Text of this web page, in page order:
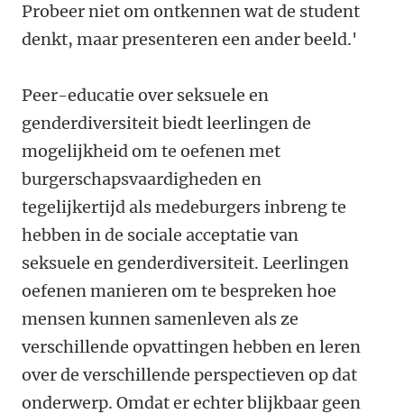
Probeer niet om ontkennen wat de student
denkt, maar presenteren een ander beeld.'
Peer-educatie over seksuele en
genderdiversiteit biedt leerlingen de
mogelijkheid om te oefenen met
burgerschapsvaardigheden en
tegelijkertijd als medeburgers inbreng te
hebben in de sociale acceptatie van
seksuele en genderdiversiteit. Leerlingen
oefenen manieren om te bespreken hoe
mensen kunnen samenleven als ze
verschillende opvattingen hebben en leren
over de verschillende perspectieven op dat
onderwerp. Omdat er echter blijkbaar geen